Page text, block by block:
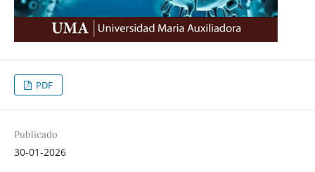
PDF
Publicado
30-01-2026